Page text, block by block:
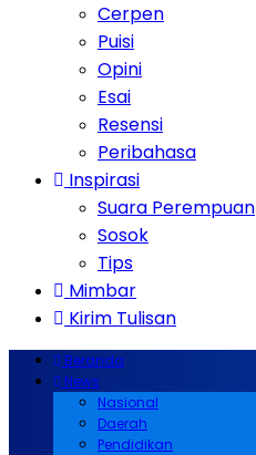
Cerpen
Puisi
Opini
Esai
Resensi
Peribahasa
Inspirasi
Suara Perempuan
Sosok
Tips
Mimbar
Kirim Tulisan
Beranda
News
Nasional
Daerah
Pendidikan